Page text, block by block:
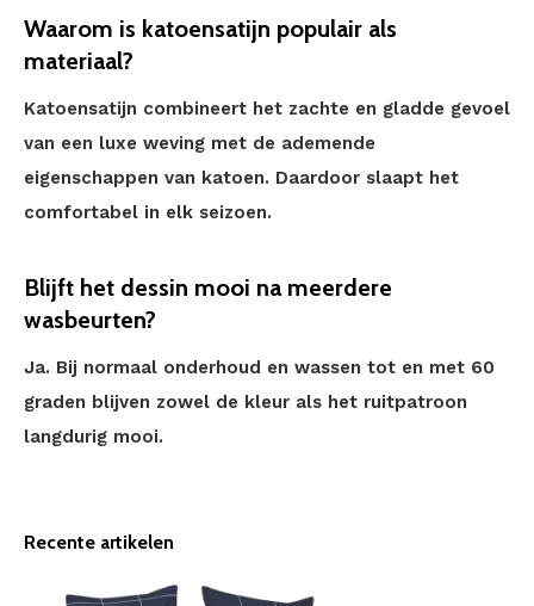
Waarom is katoensatijn populair als
materiaal?
Katoensatijn combineert het zachte en gladde gevoel
van een luxe weving met de ademende
eigenschappen van katoen. Daardoor slaapt het
comfortabel in elk seizoen.
Blijft het dessin mooi na meerdere
wasbeurten?
Ja. Bij normaal onderhoud en wassen tot en met 60
graden blijven zowel de kleur als het ruitpatroon
langdurig mooi.
Recente artikelen